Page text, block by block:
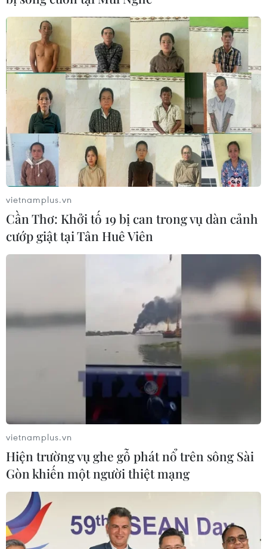
vietnamplus.vn
Cần Thơ: Khởi tố 19 bị can trong vụ dàn cảnh
cướp giật tại Tân Huê Viên
vietnamplus.vn
Hiện trường vụ ghe gỗ phát nổ trên sông Sài
Gòn khiến một người thiệt mạng